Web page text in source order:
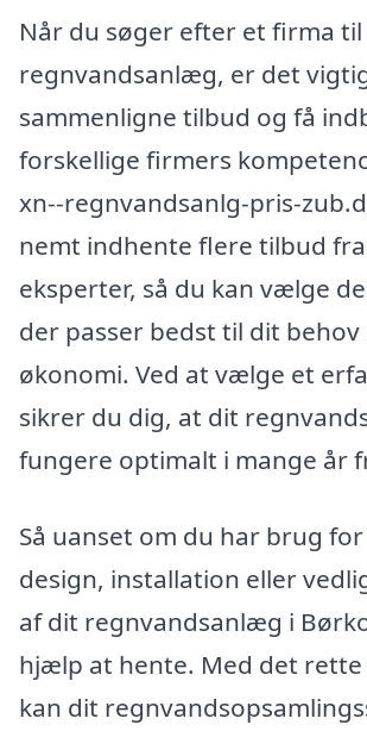
Når du søger efter et firma til
regnvandsanlæg, er det
sammenligne tilbud og få
forskellige firmers
xn--regnvandsanlg-pris-
nemt indhente flere tilbud
eksperter, så du kan vælge
der passer bedst til dit behov
økonomi. Ved at vælge et
sikrer du dig, at dit
fungere optimalt i mange år
Så uanset om du har brug
design, installation eller
af dit regnvandsanlæg i
hjælp at hente. Med det
kan dit